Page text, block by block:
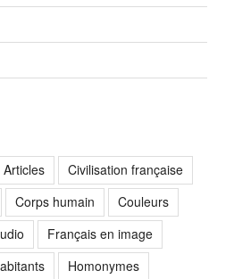
Articles
Civilisation française
Corps humain
Couleurs
Français en image
Homonymes